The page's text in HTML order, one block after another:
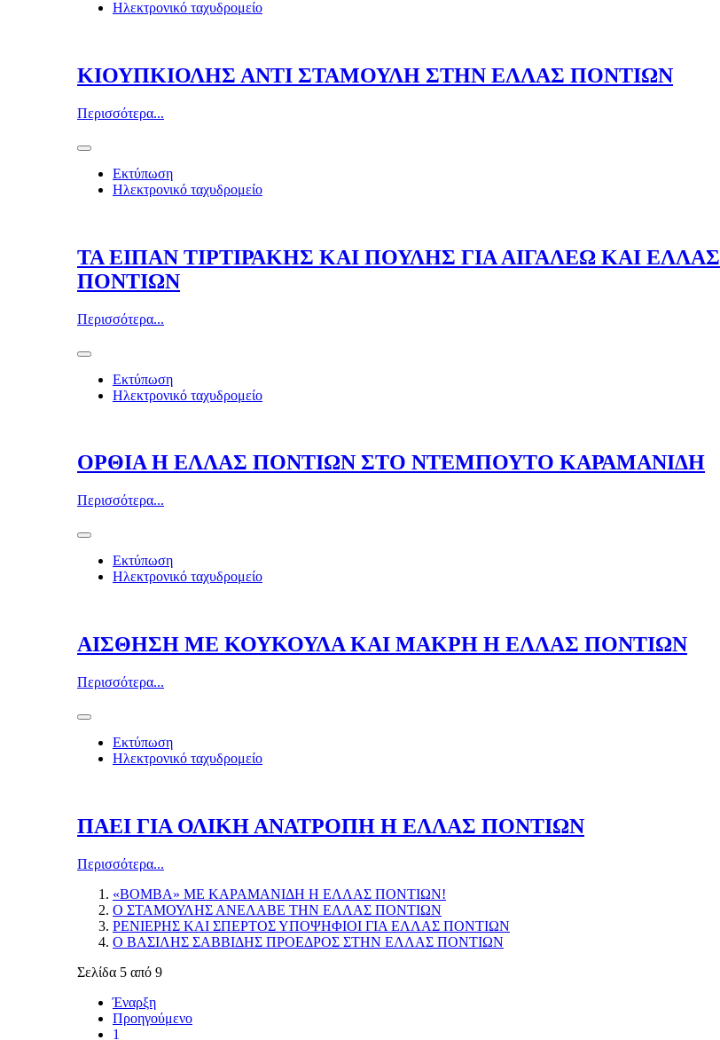
Ηλεκτρονικό ταχυδρομείο
ΚΙΟΥΠΚΙΟΛΗΣ ΑΝΤΙ ΣΤΑΜΟΥΛΗ ΣΤΗΝ ΕΛΛΑΣ ΠΟΝΤΙΩΝ
Περισσότερα...
Εκτύπωση
Ηλεκτρονικό ταχυδρομείο
ΤΑ ΕΙΠΑΝ ΤΙΡΤΙΡΑΚΗΣ ΚΑΙ ΠΟΥΛΗΣ ΓΙΑ ΑΙΓΑΛΕΩ ΚΑΙ ΕΛΛΑΣ
ΠΟΝΤΙΩΝ
Περισσότερα...
Εκτύπωση
Ηλεκτρονικό ταχυδρομείο
ΟΡΘΙΑ Η ΕΛΛΑΣ ΠΟΝΤΙΩΝ ΣΤΟ ΝΤΕΜΠΟΥΤΟ ΚΑΡΑΜΑΝΙΔΗ
Περισσότερα...
Εκτύπωση
Ηλεκτρονικό ταχυδρομείο
ΑΙΣΘΗΣΗ ΜΕ ΚΟΥΚΟΥΛΑ ΚΑΙ ΜΑΚΡΗ Η ΕΛΛΑΣ ΠΟΝΤΙΩΝ
Περισσότερα...
Εκτύπωση
Ηλεκτρονικό ταχυδρομείο
ΠΑΕΙ ΓΙΑ ΟΛΙΚΗ ΑΝΑΤΡΟΠΗ Η ΕΛΛΑΣ ΠΟΝΤΙΩΝ
Περισσότερα...
«ΒΟΜΒΑ» ΜΕ ΚΑΡΑΜΑΝΙΔΗ Η ΕΛΛΑΣ ΠΟΝΤΙΩΝ!
Ο ΣΤΑΜΟΥΛΗΣ ΑΝΕΛΑΒΕ ΤΗΝ ΕΛΛΑΣ ΠΟΝΤΙΩΝ
ΡΕΝΙΕΡΗΣ ΚΑΙ ΣΠΕΡΤΟΣ ΥΠΟΨΗΦΙΟΙ ΓΙΑ ΕΛΛΑΣ ΠΟΝΤΙΩΝ
Ο ΒΑΣΙΛΗΣ ΣΑΒΒΙΔΗΣ ΠΡΟΕΔΡΟΣ ΣΤΗΝ ΕΛΛΑΣ ΠΟΝΤΙΩΝ
Σελίδα 5 από 9
Έναρξη
Προηγούμενο
1